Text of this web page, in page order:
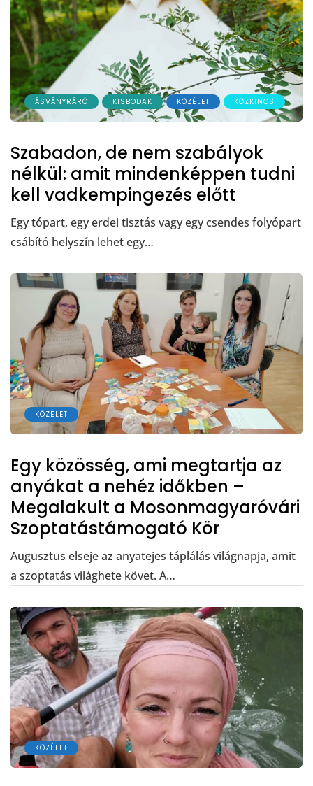
ÁSVÁNYRÁRÓ KISBODAK KÖZÉLET KÖZKINCS
Szabadon, de nem szabályok
nélkül: amit mindenképpen tudni
kell vadkempingezés előtt
Egy tópart, egy erdei tisztás vagy egy csendes folyópart
csábító helyszín lehet egy…
KÖZÉLET
Egy közösség, ami megtartja az
anyákat a nehéz időkben –
Megalakult a Mosonmagyaróvári
Szoptatástámogató Kör
Augusztus elseje az anyatejes táplálás világnapja, amit
a szoptatás világhete követ. A…
KÖZÉLET